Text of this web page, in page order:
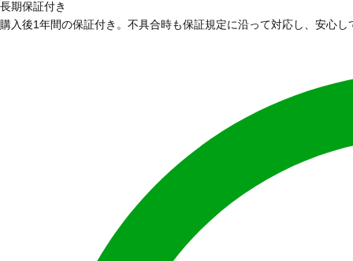
長期保証付き
購入後1年間の保証付き。不具合時も保証規定に沿って対応し、安心